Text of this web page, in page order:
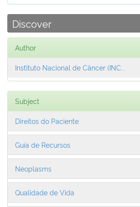
Discover
Author
Instituto Nacional de Câncer (INC...
Subject
Direitos do Paciente
Guía de Recursos
Neoplasms
Qualidade de Vida